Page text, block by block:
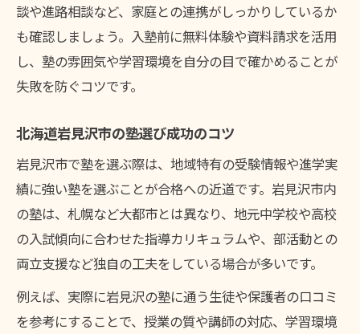
塾の個別指導で伸びる受験対策力
岩見沢市で選ばれる個別指導塾の特長
オーダーメイド学習が合格に直結する理由
性
口コミが示す個別指導塾の成果とは
月謝や通塾環境を比べたい保護者のために
塾の月謝比較で見る費用対効果のポイント
安心できる塾通いの環境の見極め方
塾の料金体系と追加費用の注意点
岩見沢市の塾選びで重視すべき環境とは
口コミから読み解く塾の満足度
談や進路相談など、家庭との連携がしっかりしているか
も確認しましょう。入塾前に無料体験や資料請求を活用
し、塾の雰囲気や学習環境を自分の目で確かめることが
失敗を防ぐコツです。
北海道岩見沢市の塾選び成功のコツ
岩見沢市で塾を選ぶ際は、地域特有の受験情報や進学実
績に強い塾を選ぶことが合格への近道です。岩見沢市内
の塾は、札幌など大都市とは異なり、地元中学校や高校
の入試傾向に合わせた指導カリキュラムや、部活動との
両立支援など独自の工夫をしている場合が多いです。
例えば、実際に岩見沢の塾に通う生徒や保護者の口コミ
を参考にすることで、授業の質や講師の対応、学習環境